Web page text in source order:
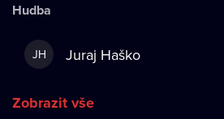
Hudba
JH Juraj Haško
Zobrazit vše